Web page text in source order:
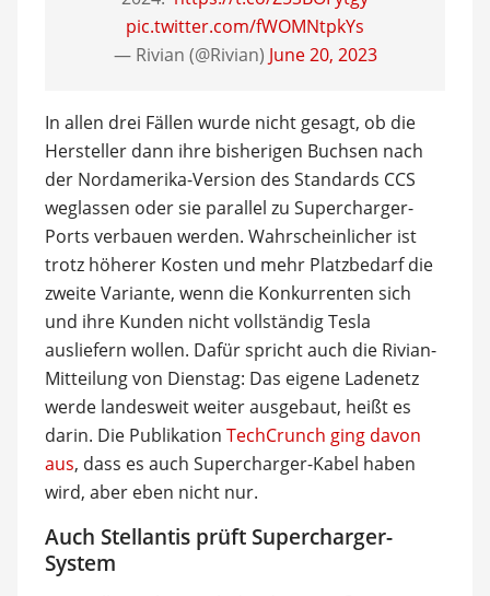
pic.twitter.com/fWOMNtpkYs
— Rivian (@Rivian) June 20, 2023
In allen drei Fällen wurde nicht gesagt, ob die
Hersteller dann ihre bisherigen Buchsen nach
der Nordamerika-Version des Standards CCS
weglassen oder sie parallel zu Supercharger-
Ports verbauen werden. Wahrscheinlicher ist
trotz höherer Kosten und mehr Platzbedarf die
zweite Variante, wenn die Konkurrenten sich
und ihre Kunden nicht vollständig Tesla
ausliefern wollen. Dafür spricht auch die Rivian-
Mitteilung von Dienstag: Das eigene Ladenetz
werde landesweit weiter ausgebaut, heißt es
darin. Die Publikation TechCrunch ging davon
aus, dass es auch Supercharger-Kabel haben
wird, aber eben nicht nur.
Auch Stellantis prüft Supercharger-
System